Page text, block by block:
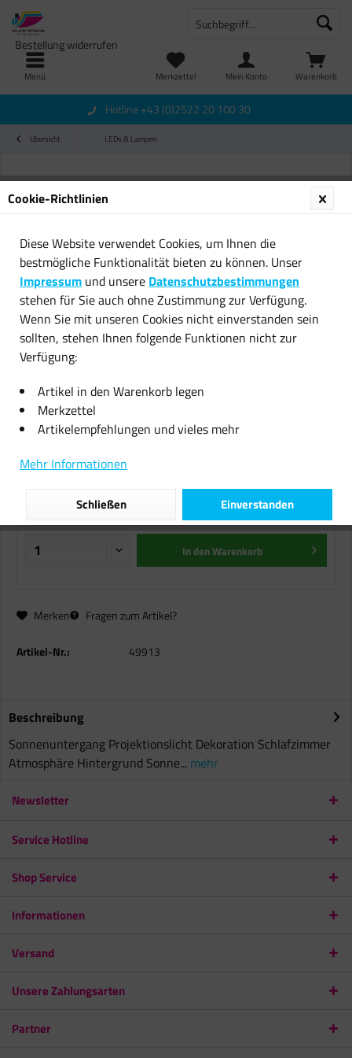
Menü Warenkorb
Merkzettel
Bestellung widerrufen
Mein Konto
Hotline +43 (0)2522 20 100 30
Übersicht LEDs & Lampen
Sonnenuntergang Projektionslicht
Dekoration Schlafzimmer
Atmosphäre Hintergrund Sonne
12,99 € *
Sofort versandfertig, Lieferzeit ca. 1-2 Werktage
In denWarenkorb
Merken Fragen zum Artikel?
Artikel-Nr.: 49913
Beschreibung
Sonnenuntergang Projektionslicht Dekoration Schlafzimmer
Atmosphäre Hintergrund Sonne... mehr
Newsletter
Service Hotline
Shop Service
Informationen
Versand
Unsere Zahlungsarten
Partner
Cookie-Richtlinien
Diese Website verwendet Cookies, um Ihnen die
bestmögliche Funktionalität bieten zu können. Unser
Impressum und unsere Datenschutzbestimmungen
stehen für Sie auch ohne Zustimmung zur Verfügung.
Wenn Sie mit unseren Cookies nicht einverstanden sein
sollten, stehen Ihnen folgende Funktionen nicht zur
Verfügung:
Artikel in den Warenkorb legen
Merkzettel
Artikelempfehlungen und vieles mehr
Mehr Informationen
Einverstanden
Schließen